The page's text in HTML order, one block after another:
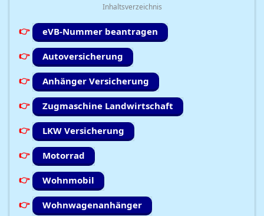
Inhaltsverzeichnis
eVB-Nummer beantragen
Autoversicherung
Anhänger Versicherung
Zugmaschine Landwirtschaft
LKW Versicherung
Motorrad
Wohnmobil
Wohnwagenanhänger